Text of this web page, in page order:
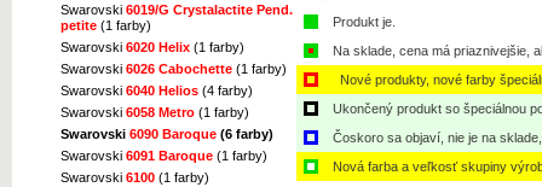
Swarovski 6019/G Crystalactite Pend.
petite (1 farby)
Swarovski 6020 Helix (1 farby)
Swarovski 6026 Cabochette (1 farby)
Swarovski 6040 Helios (4 farby)
Swarovski 6058 Metro (1 farby)
Swarovski 6090 Baroque (6 farby)
Swarovski 6091 Baroque (1 farby)
Swarovski 6100 (1 farby)
Produkt je.
Na sklade, cena má priaznivejšie,
Nové produkty, nové farby
Ukončený produkt so špeciálnou
Čoskoro sa objaví, nie je na
Nová farba a veľkosť skupiny